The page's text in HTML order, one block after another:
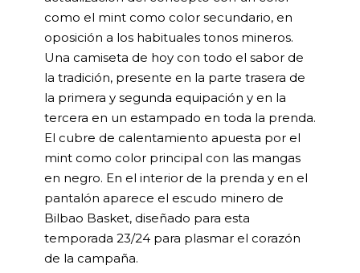
como el mint como color secundario, en
oposición a los habituales tonos mineros.
Una camiseta de hoy con todo el sabor de
la tradición, presente en la parte trasera de
la primera y segunda equipación y en la
tercera en un estampado en toda la prenda.
El cubre de calentamiento apuesta por el
mint como color principal con las mangas
en negro. En el interior de la prenda y en el
pantalón aparece el escudo minero de
Bilbao Basket, diseñado para esta
temporada 23/24 para plasmar el corazón
de la campaña.